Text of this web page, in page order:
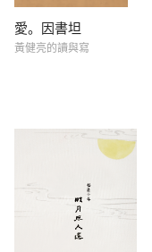
愛。因書坦
黃健亮的讀與寫